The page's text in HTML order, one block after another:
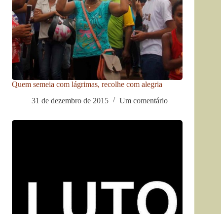
Quem semeia com lágrimas, recolhe com alegria
31 de dezembro de 2015
Um comentário